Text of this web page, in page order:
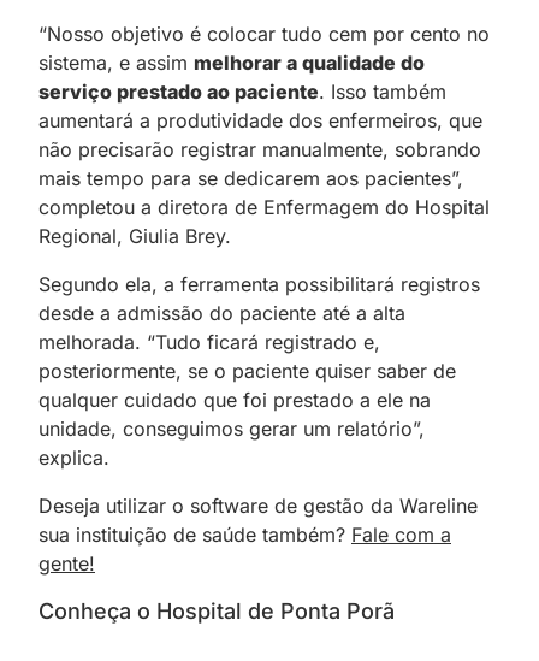
“Nosso objetivo é colocar tudo cem por cento no
sistema, e assim melhorar a qualidade do
serviço prestado ao paciente. Isso também
aumentará a produtividade dos enfermeiros, que
não precisarão registrar manualmente, sobrando
mais tempo para se dedicarem aos pacientes”,
completou a diretora de Enfermagem do Hospital
Regional, Giulia Brey.
Segundo ela, a ferramenta possibilitará registros
desde a admissão do paciente até a alta
melhorada. “Tudo ficará registrado e,
posteriormente, se o paciente quiser saber de
qualquer cuidado que foi prestado a ele na
unidade, conseguimos gerar um relatório”,
explica.
Deseja utilizar o software de gestão da Wareline
sua instituição de saúde também? Fale com a
gente!
Conheça o Hospital de Ponta Porã